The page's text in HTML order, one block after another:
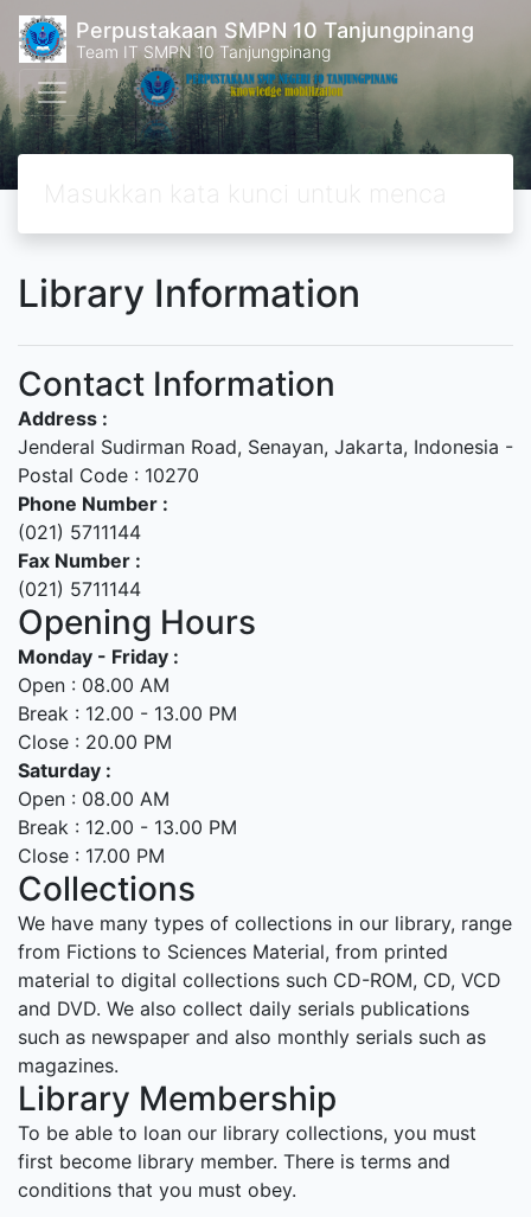
Perpustakaan SMPN 10 Tanjungpinang
Team IT SMPN 10 Tanjungpinang
Library Information
Contact Information
Address :
Jenderal Sudirman Road, Senayan, Jakarta, Indonesia -
Postal Code : 10270
Phone Number :
(021) 5711144
Fax Number :
(021) 5711144
Opening Hours
Monday - Friday :
Open : 08.00 AM
Break : 12.00 - 13.00 PM
Close : 20.00 PM
Saturday :
Open : 08.00 AM
Break : 12.00 - 13.00 PM
Close : 17.00 PM
Collections
We have many types of collections in our library, range
from Fictions to Sciences Material, from printed
material to digital collections such CD-ROM, CD, VCD
and DVD. We also collect daily serials publications
such as newspaper and also monthly serials such as
magazines.
Library Membership
To be able to loan our library collections, you must
first become library member. There is terms and
conditions that you must obey.